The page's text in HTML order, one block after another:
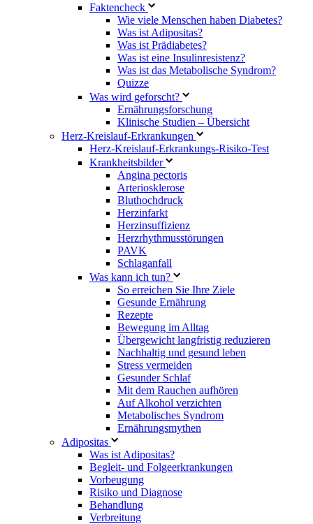
Faktencheck
Wie viele Menschen haben Diabetes?
Was ist Adipositas?
Was ist Prädiabetes?
Was ist eine Insulinresistenz?
Was ist das Metabolische Syndrom?
Quizze
Was wird geforscht?
Ernährungsforschung
Klinische Studien – Übersicht
Herz-Kreislauf-Erkrankungen
Herz-Kreislauf-Erkrankungs-Risiko-Test
Krankheitsbilder
Angina pectoris
Arteriosklerose
Bluthochdruck
Herzinfarkt
Herzinsuffizienz
Herzrhythmusstörungen
PAVK
Schlaganfall
Was kann ich tun?
So erreichen Sie Ihre Ziele
Gesunde Ernährung
Rezepte
Bewegung im Alltag
Übergewicht langfristig reduzieren
Nachhaltig und gesund leben
Stress vermeiden
Gesunder Schlaf
Mit dem Rauchen aufhören
Auf Alkohol verzichten
Metabolisches Syndrom
Ernährungsmythen
Adipositas
Was ist Adipositas?
Begleit- und Folgeerkrankungen
Vorbeugung
Risiko und Diagnose
Behandlung
Verbreitung